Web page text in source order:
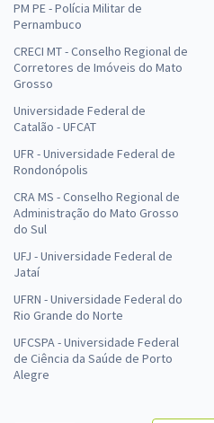
PM PE - Polícia Militar de
Pernambuco
CRECI MT - Conselho Regional de
Corretores de Imóveis do Mato
Grosso
Universidade Federal de
Catalão - UFCAT
UFR - Universidade Federal de
Rondonópolis
CRA MS - Conselho Regional de
Administração do Mato Grosso
do Sul
UFJ - Universidade Federal de
Jataí
UFRN - Universidade Federal do
Rio Grande do Norte
UFCSPA - Universidade Federal
de Ciência da Saúde de Porto
Alegre